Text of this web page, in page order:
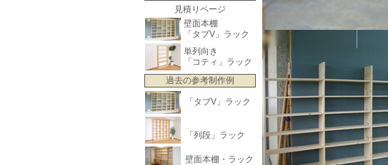
見積りページ
壁面本棚
「タブV」ラック
単列向き
「コティ」ラック
過去の参考制作例
「タブV」ラック
「列段」ラック
壁面本棚・ラック